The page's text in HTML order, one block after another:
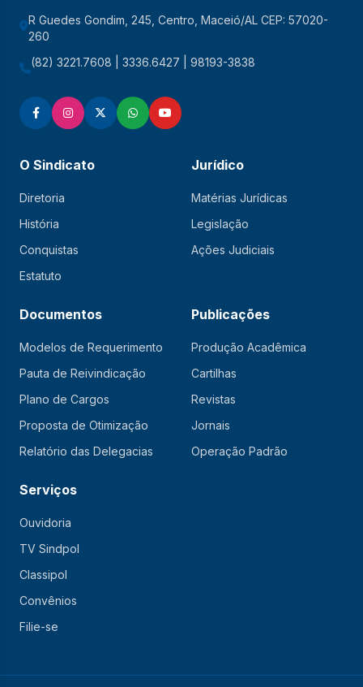
R Guedes Gondim, 245, Centro, Maceió/AL CEP: 57020-
260
(82) 3221.7608 | 3336.6427 | 98193-3838
O Sindicato
Diretoria
História
Conquistas
Estatuto
Jurídico
Matérias Jurídicas
Legislação
Ações Judiciais
Documentos
Modelos de Requerimento
Pauta de Reivindicação
Plano de Cargos
Proposta de Otimização
Relatório das Delegacias
Publicações
Produção Acadêmica
Cartilhas
Revistas
Jornais
Operação Padrão
Serviços
Ouvidoria
TV Sindpol
Classipol
Convênios
Filie-se